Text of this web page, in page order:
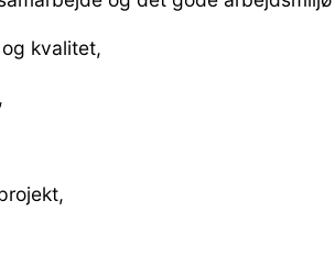
kvalitet,